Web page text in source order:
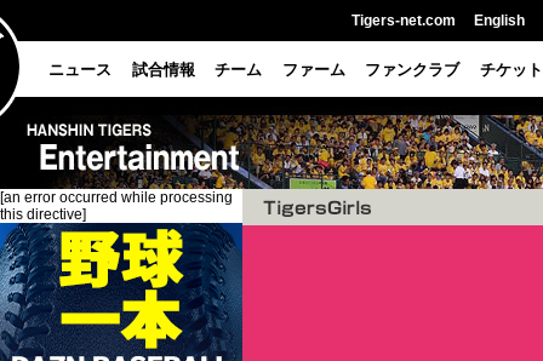
Tigers-net.com English
ニュース 試合情報 チーム ファーム ファンクラブ チケット
[an error occurred while processing
this directive]